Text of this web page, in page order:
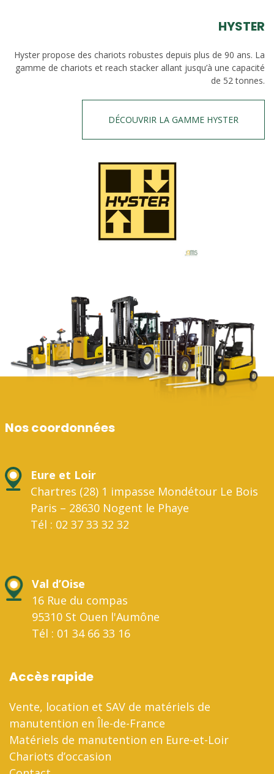
HYSTER
Hyster propose des chariots robustes depuis plus de 90 ans. La
gamme de chariots et reach stacker allant jusqu’à une capacité
de 52 tonnes.
DÉCOUVRIR LA GAMME HYSTER
Nos coordonnées
Eure et Loir
Chartres (28) 1 impasse Mondétour Le Bois
Paris – 28630 Nogent le Phaye
Tél : 02 37 33 32 32
Val d’Oise
16 Rue du compas
95310 St Ouen l'Aumône
Tél : 01 34 66 33 16
Accès rapide
Vente, location et SAV de matériels de
manutention en Île-de-France
Matériels de manutention en Eure-et-Loir
Chariots d’occasion